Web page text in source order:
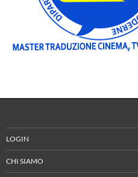
LOGIN
CHI SIAMO